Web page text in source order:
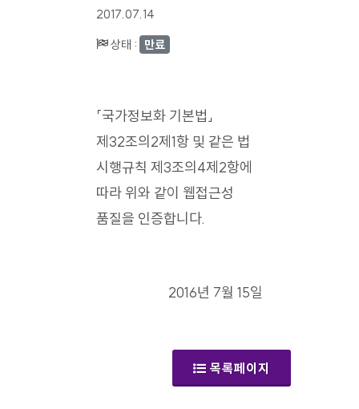
2017.07.14
상태 : 만료
「국가정보화 기본법」
제32조의2제1항 및 같은 법
시행규칙 제3조의4제2항에
따라 위와 같이 웹접근성
품질을 인증합니다.
2016년 7월 15일
목록페이지